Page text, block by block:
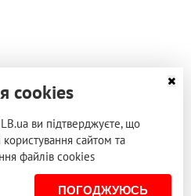
cookies
ви підтверджуєте, що
сайтом та
файлів cookies
ПОГОДЖУЮСЬ